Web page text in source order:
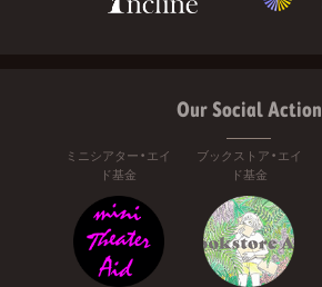
Our Social Action
ミニシアター・エイ
ド基金
ブックストア・エイ
ド基金